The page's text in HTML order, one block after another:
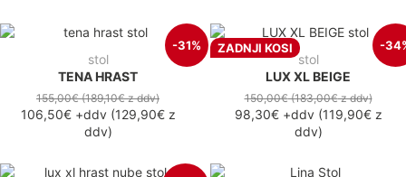
-31%
stol
TENA HRAST
155,00€(189,10€z ddv)
106,50€+ddv(129,90€z
ddv)
ZADNJI KOSI -
stol
LUX XL BEIGE
150,00€(183,00€z ddv)
98,30€+ddv(119,90€z
ddv)